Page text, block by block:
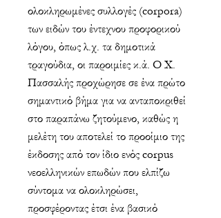
ολοκληρωμένες συλλογές (corpora)
των ειδών του έντεχνου προφορικού
λόγου, όπως λ.χ. τα δημοτικά
τραγούδια, οι παροιμίες κ.ά. Ο Χ.
Πασσαλής προχώρησε σε ένα πρώτο
σημαντικό βήμα για να ανταποκριθεί
στο παραπάνω ζητούμενο, καθώς η
μελέτη του αποτελεί το προοίμιο της
έκδοσης από τον ίδιο ενός corpus
νεοελληνικών επωδών που ελπίζω
σύντομα να ολοκληρώσει,
προσφέροντας έτσι ένα βασικό